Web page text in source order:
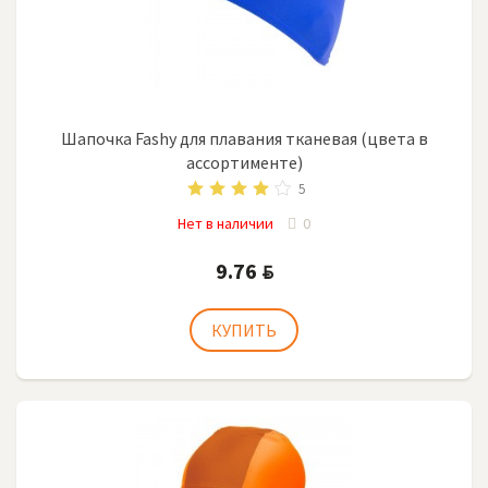
Шапочка Fashy для плавания тканевая (цвета в
ассортименте)
5
Нет в наличии 0
9.76 BYN